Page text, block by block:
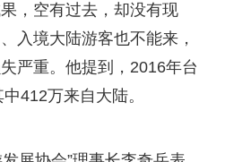
，空有过去，却没有现
入境大陆游客也不能来，
严重。他提到，2016年台
412万来自大陆。